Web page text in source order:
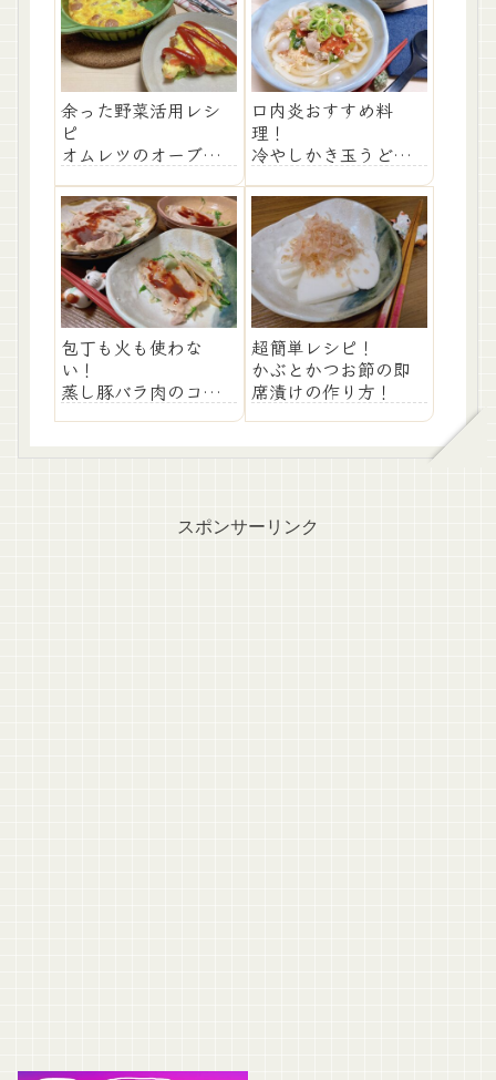
余った野菜活用レシ
ピ
オムレツのオーブン
口内炎おすすめ料
理！
冷やしかき玉うどん
包丁も火も使わな
い！
蒸し豚バラ肉のコチ
超簡単レシピ！
かぶとかつお節の即
席漬けの作り方！
スポンサーリンク